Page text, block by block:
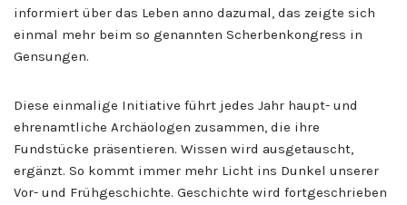
informiert über das Leben anno dazumal, das zeigte sich
einmal mehr beim so genannten Scherbenkongress in
Gensungen.
Diese einmalige Initiative führt jedes Jahr haupt- und
ehrenamtliche Archäologen zusammen, die ihre
Fundstücke präsentieren. Wissen wird ausgetauscht,
ergänzt. So kommt immer mehr Licht ins Dunkel unserer
Vor- und Frühgeschichte. Geschichte wird fortgeschrieben